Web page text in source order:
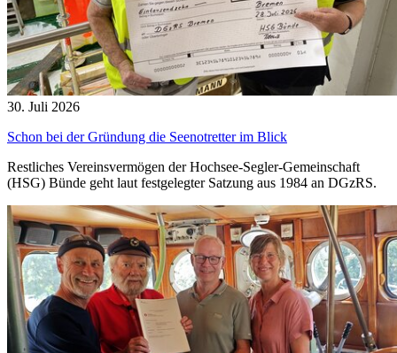
30. Juli 2026
Schon bei der Gründung die Seenotretter im Blick
Restliches Vereinsvermögen der Hochsee-Segler-Gemeinschaft
(HSG) Bünde geht laut festgelegter Satzung aus 1984 an DGzRS.